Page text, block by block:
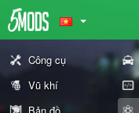
Công cụ
Vũ khí